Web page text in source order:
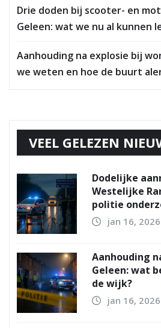
Drie doden bij scooter- en
Geleen: wat we nu al kunnen
Aanhouding na explosie bij
we weten en hoe de buurt
VEEL GELEZEN
Dodelijke
Westelijke
politie
jan 16, 2026
Aanhouding
Geleen: wat
de wijk?
jan 16, 2026